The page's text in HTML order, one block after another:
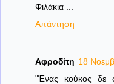
Φιλάκια ...
Απάντηση
Αφροδίτη 18
"Ένας κούκος δε